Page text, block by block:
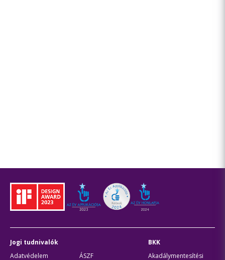
Jogi tudnivalók
Adatvédelem
ÁSZF
BKK
Akadálymentesítési